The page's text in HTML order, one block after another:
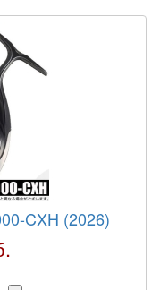
CXH (2026)